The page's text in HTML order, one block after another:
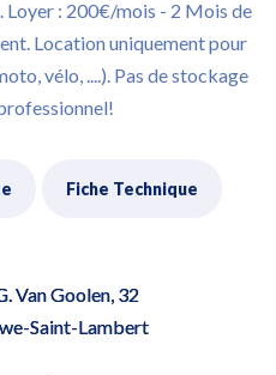
Loyer : 200€/mois - 2 Mois de
Location uniquement pour
vélo, ....). Pas de stockage
Fiche Technique
Van Goolen, 32
Saint-Lambert